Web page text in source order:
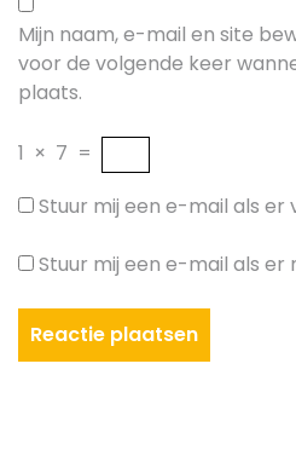
Mijn naam, e-mail en site
voor de volgende keer
plaats.
1 × 7 =
Stuur mij een e-mail als er
Stuur mij een e-mail als er